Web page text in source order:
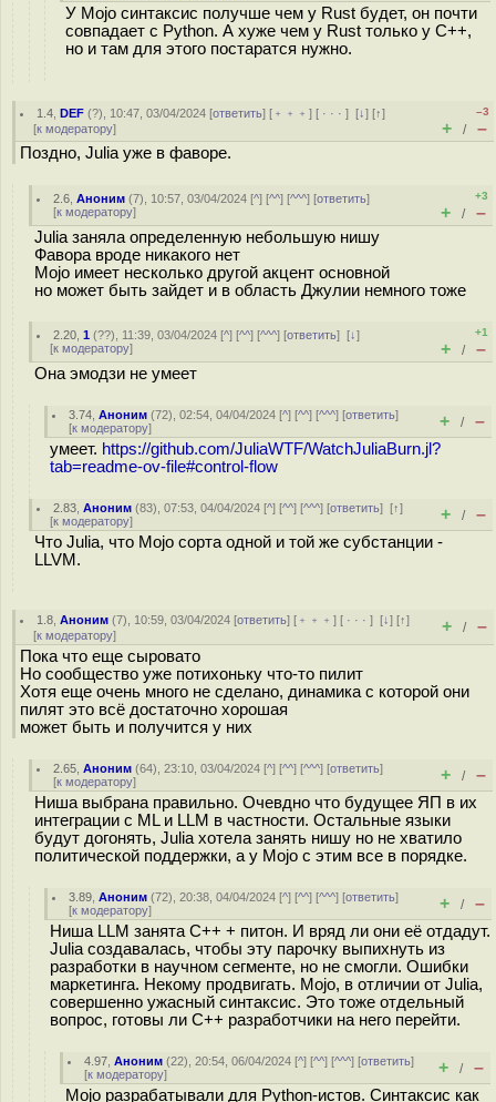
У Mojo синтаксис получше чем у Rust будет, он почти
совпадает с Python. А хуже чем у Rust только у C++,
но и там для этого постаратся нужно.
1.4 ,DEF (?), 10:47, 03/04/2024 [ответить] [ ﹢﹢﹢] [ · · ·][↓] [↑]
[к модератору]
–3
+ / –
Поздно, Julia уже в фаворе.
2.6 ,Аноним (7), 10:57, 03/04/2024 [^] [^^] [^^^] [ответить]
[к модератору]
+3
+ / –
Julia заняла определенную небольшую нишу
Фавора вроде никакого нет
Mojo имеет несколько другой акцент основной
но может быть зайдет и в область Джулии немного тоже
2.20 ,1 (??), 11:39, 03/04/2024 [^] [^^] [^^^] [ответить][↓]
[к модератору]
+1
+ / –
Она эмодзи не умеет
3.74 ,Аноним (72), 02:54, 04/04/2024 [^] [^^] [^^^] [ответить]
[к модератору] + / –
умеет. https://github.com/JuliaWTF/WatchJuliaBurn.jl?
tab=readme-ov-file#control-flow
2.83 ,Аноним (83), 07:53, 04/04/2024 [^] [^^] [^^^] [ответить][↑]
[к модератору] + / –
Что Julia, что Mojo сорта одной и той же субстанции -
LLVM.
1.8 ,Аноним (7), 10:59, 03/04/2024 [ответить] [ ﹢﹢﹢] [ · · ·][↓] [↑]
[к модератору] + / –
Пока что еще сыровато
Но сообщество уже потихоньку что-то пилит
Хотя еще очень много не сделано, динамика с которой они
пилят это всё достаточно хорошая
может быть и получится у них
2.65 ,Аноним (64), 23:10, 03/04/2024 [^] [^^] [^^^] [ответить]
[к модератору] + / –
Ниша выбрана правильно. Очевдно что будущее ЯП в их
интеграции с ML и LLM в частности. Остальные языки
будут догонять, Julia хотела занять нишу но не хватило
политической поддержки, а у Mojo с этим все в порядке.
3.89 ,Аноним (72), 20:38, 04/04/2024 [^] [^^] [^^^] [ответить]
[к модератору] + / –
Ниша LLM занята C++ + питон. И вряд ли они её отдадут.
Julia создавалась, чтобы эту парочку выпихнуть из
разработки в научном сегменте, но не смогли. Ошибки
маркетинга. Некому продвигать. Mojo, в отличии от Julia,
совершенно ужасный синтаксис. Это тоже отдельный
вопрос, готовы ли C++ разработчики на него перейти.
4.97 ,Аноним (22), 20:54, 06/04/2024 [^] [^^] [^^^] [ответить]
[к модератору] + / –
Mojo разрабатывали для Python-истов. Синтаксис как